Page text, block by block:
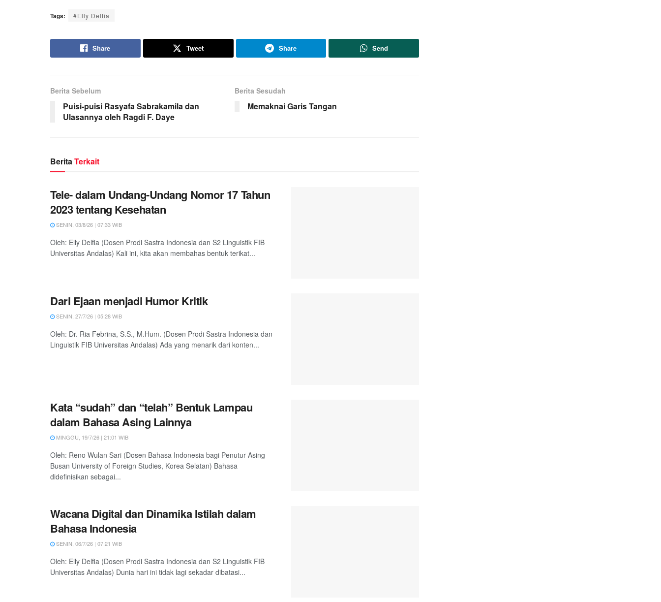
Tags: #Elly Delfia
Share Tweet Share Send
Berita Sebelum
Puisi-puisi Rasyafa Sabrakamila dan
Ulasannya oleh Ragdi F. Daye
Berita Sesudah
Memaknai Garis Tangan
BeritaTerkait
Tele- dalam Undang-Undang Nomor 17 Tahun
2023 tentang Kesehatan
SENIN, 03/8/26 | 07:33 WIB
Oleh: Elly Delfia (Dosen Prodi Sastra Indonesia dan S2 Linguistik FIB
Universitas Andalas) Kali ini, kita akan membahas bentuk terikat...
Dari Ejaan menjadi Humor Kritik
SENIN, 27/7/26 | 05:28 WIB
Oleh: Dr. Ria Febrina, S.S., M.Hum. (Dosen Prodi Sastra Indonesia dan
Linguistik FIB Universitas Andalas) Ada yang menarik dari konten...
Kata “sudah” dan “telah” Bentuk Lampau
dalam Bahasa Asing Lainnya
MINGGU, 19/7/26 | 21:01 WIB
Oleh: Reno Wulan Sari (Dosen Bahasa Indonesia bagi Penutur Asing
Busan University of Foreign Studies, Korea Selatan) Bahasa
didefinisikan sebagai...
Wacana Digital dan Dinamika Istilah dalam
Bahasa Indonesia
SENIN, 06/7/26 | 07:21 WIB
Oleh: Elly Delfia (Dosen Prodi Sastra Indonesia dan S2 Linguistik FIB
Universitas Andalas) Dunia hari ini tidak lagi sekadar dibatasi...